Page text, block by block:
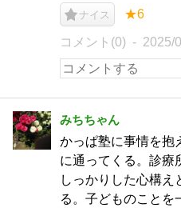
ナイス ★6
コメント(0) 2025/
みちちゃん
かっぱ塾に事情を抱
に通ってくる。診療
しっかりした心構え
る。子どものことを